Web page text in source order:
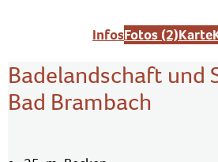
InfosFotos (2)Karte
Badelandschaft und
Bad Brambach